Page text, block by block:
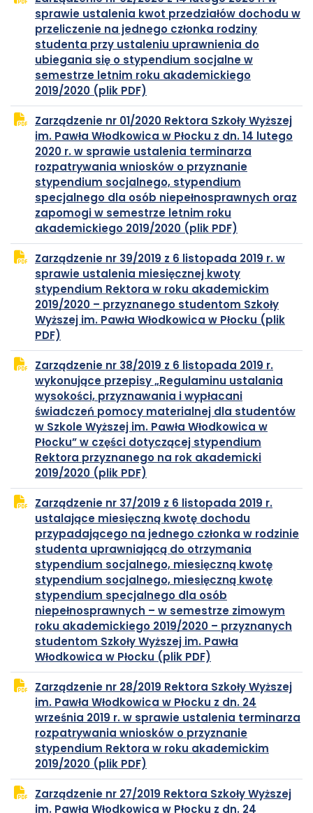
nowej
karcie
sprawie ustalenia kwot przedziałów dochodu w
przeliczenie na jednego członka rodziny
studenta przy ustaleniu uprawnienia do
ubiegania się o stypendium socjalne w
semestrze letnim roku akademickiego
2019/2020 (plik PDF)
PDF
się
w
nowej
karcie
Zarządzenie nr 01/2020 Rektora Szkoły Wyższej
im. Pawła Włodkowica w Płocku z dn. 14 lutego
2020 r. w sprawie ustalenia terminarza
rozpatrywania wniosków o przyznanie
stypendium socjalnego, stypendium
specjalnego dla osób niepełnosprawnych oraz
zapomogi w semestrze letnim roku
akademickiego 2019/2020 (plik PDF)
PDF
się
w
nowej
karcie
Zarządzenie nr 39/2019 z 6 listopada 2019 r. w
sprawie ustalenia miesięcznej kwoty
stypendium Rektora w roku akademickim
2019/2020 – przyznanego studentom Szkoły
Wyższej im. Pawła Włodkowica w Płocku (plik
PDF)
PDF
się
w
nowej
karcie
Zarządzenie nr 38/2019 z 6 listopada 2019 r.
wykonujące przepisy „Regulaminu ustalania
wysokości, przyznawania i wypłacani
świadczeń pomocy materialnej dla studentów
w Szkole Wyższej im. Pawła Włodkowica w
Płocku” w części dotyczącej stypendium
Rektora przyznanego na rok akademicki
2019/2020 (plik PDF)
PDF
się
w
nowej
karcie
Zarządzenie nr 37/2019 z 6 listopada 2019 r.
ustalające miesięczną kwotę dochodu
przypadającego na jednego członka w rodzinie
studenta uprawniającą do otrzymania
stypendium socjalnego, miesięczną kwotę
stypendium socjalnego, miesięczną kwotę
stypendium specjalnego dla osób
niepełnosprawnych – w semestrze zimowym
roku akademickiego 2019/2020 – przyznanych
studentom Szkoły Wyższej im. Pawła
Włodkowica w Płocku (plik PDF)
PDF
się
w
nowej
karcie
Zarządzenie nr 28/2019 Rektora Szkoły Wyższej
im. Pawła Włodkowica w Płocku z dn. 24
września 2019 r. w sprawie ustalenia terminarza
rozpatrywania wniosków o przyznanie
stypendium Rektora w roku akademickim
2019/2020 (plik PDF)
PDF
się
w
nowej
Zarządzenie nr 27/2019 Rektora Szkoły Wyższej
im. Pawła Włodkowica w Płocku z dn. 24